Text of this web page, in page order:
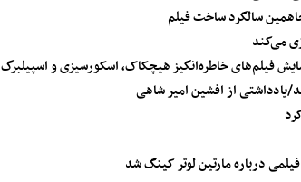
سالگرد ساخت فیلم
می‌کند
فیلم‌های خاطره‌انگیز هیچکاک، اسکورسیزی و اسپیلبرگ
یادداشتی از افشین امیر شاهی
درباره مارتین لوتر کینگ شد